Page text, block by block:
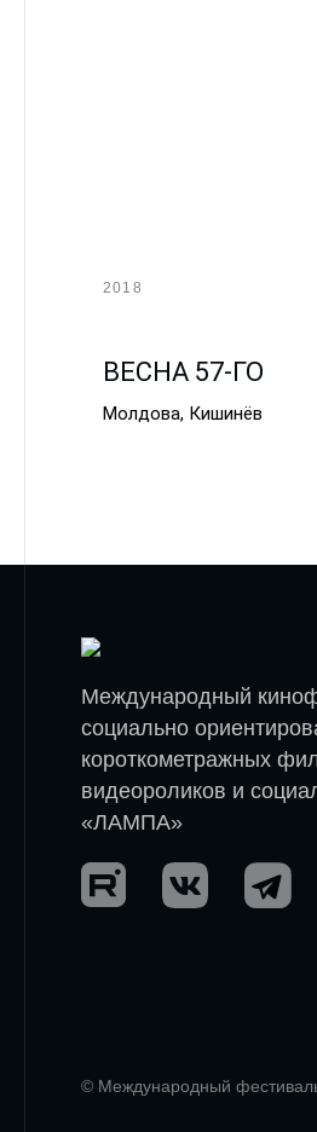
2018
ВЕСНА 57-ГО
Молдова, Кишинёв
Международный
социально
короткометражных
видеороликов и
«ЛАМПА»
© Международный